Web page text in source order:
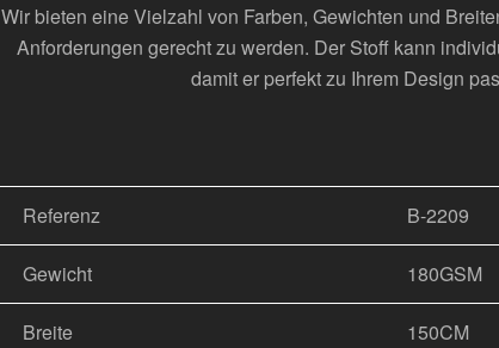
Wir bieten eine Vielzahl von Farben, Gewichten und
Anforderungen gerecht zu werden. Der Stoff kann
damit er perfekt zu Ihrem Design
Referenz B-2209
Gewicht 180GSM
Breite 150CM